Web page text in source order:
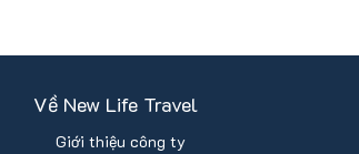
Về New Life Travel
Giới thiệu công ty